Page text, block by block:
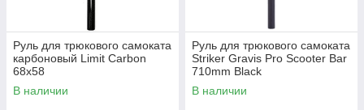
Руль для трюкового самоката
карбоновый Limit Carbon
68x58
В наличии
Руль для трюкового самоката
Striker Gravis Pro Scooter Bar
710mm Black
В наличии